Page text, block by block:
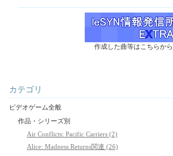
作成した曲等はこちらから
カテゴリ
ビデオゲーム全般
作品・シリーズ別
Air Conflicts: Pacific Carriers (2)
Alice: Madness Returns関連 (26)